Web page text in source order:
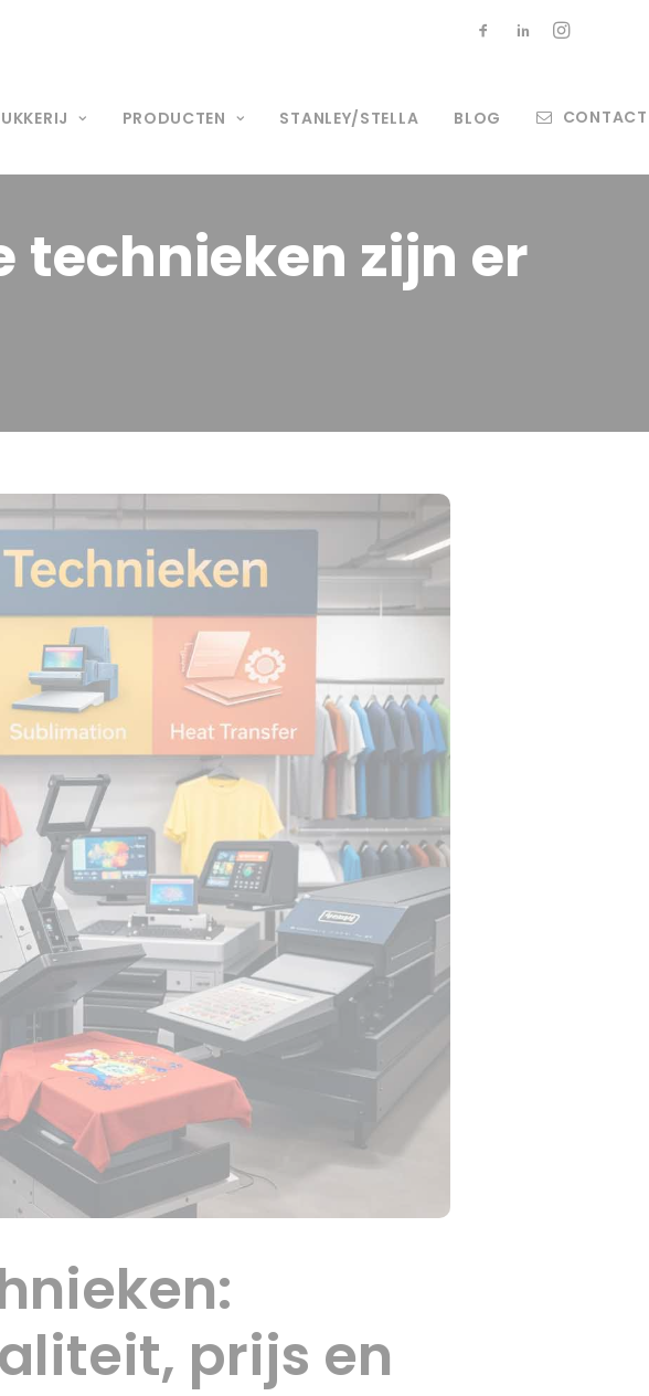
PRODUCTEN STANLEY/STELLA BLOG CONTACT
technieken zijn er
prijs en